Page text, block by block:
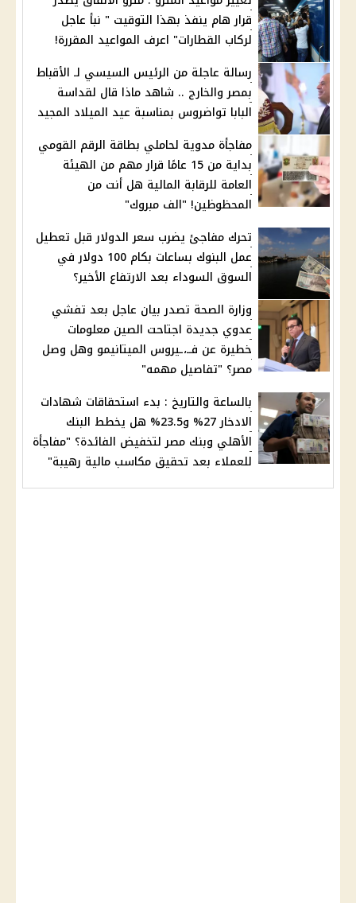
قرار هام ينفذ بهذا التوقيت " نبأ عاجل
لركاب القطارات" اعرف المواعيد المقررة!
رسالة عاجلة من الرئيس السيسي لـ الأقباط
بمصر والخارج .. شاهد ماذا قال لقداسة
البابا تواضروس بمناسبة عيد الميلاد المجيد
مفاجأة مدوية لحاملي بطاقة الرقم القومي
بداية من 15 عامًا قرار مهم من الهيئة
العامة للرقابة المالية هل أنت من
المحظوظين! "الف مبروك"
تحرك مفاجئ يضرب سعر الدولار قبل تعطيل
عمل البنوك بساعات بكام 100 دولار في
السوق السوداء بعد الارتفاع الأخير؟
وزارة الصحة تصدر بيان عاجل بعد تفشي
عدوي جديدة اجتاحت الصين معلومات
خطيرة عن فــ،ـيروس الميتانيمو وهل وصل
مصر؟ "تفاصيل مهمه"
بالساعة والتاريخ : بدء استحقاقات شهادات
الادخار 27% و23.5% هل يخطط البنك
الأهلي وبنك مصر لتخفيض الفائدة؟ "مفاجأة
للعملاء بعد تحقيق مكاسب مالية رهيبة"